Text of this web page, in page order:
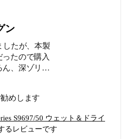
ン
したが、本製
たので購入
ん、深ゾリも
気に入って
もきれいに
めします
S9697/50 ウェット＆ドライ
るレビューです